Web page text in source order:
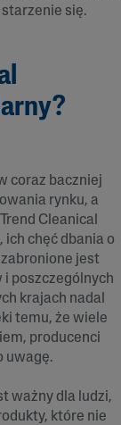
się.
coraz baczniej
rynku, a
Cleanical
chęć dbania o
jest
poszczególnych
krajach nadal
temu, że wiele
producenci
uwagę.
ważny dla ludzi,
które nie